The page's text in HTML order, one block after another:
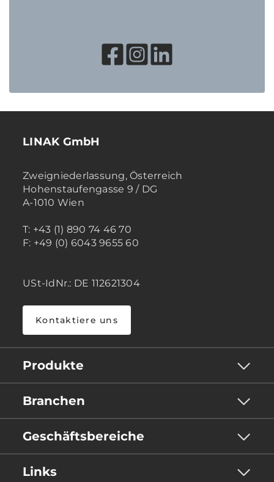
LINAK GmbH
Zweigniederlassung, Österreich
Hohenstaufengasse 9 / DG
A-1010 Wien
T: +43 (1) 890 74 46 70
F: +49 (0) 6043 9655 60
USt-IdNr.: DE 112621304
Kontaktiere uns
Produkte
Branchen
Geschäftsbereiche
Links